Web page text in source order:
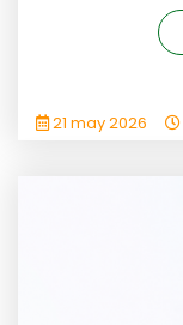
21 may 2026